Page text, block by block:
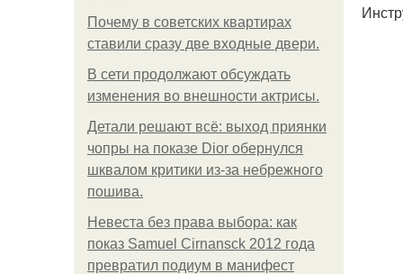
Почему в советских квартирах
ставили сразу две входные двери.
В сети продолжают обсуждать
изменения во внешности актрисы.
Детали решают всё: выход приянки
чопры на показе Dior обернулся
шквалом критики из-за небрежного
пошива.
Невеста без права выбора: как
показ Samuel Cirnansck 2012 года
превратил подиум в манифест